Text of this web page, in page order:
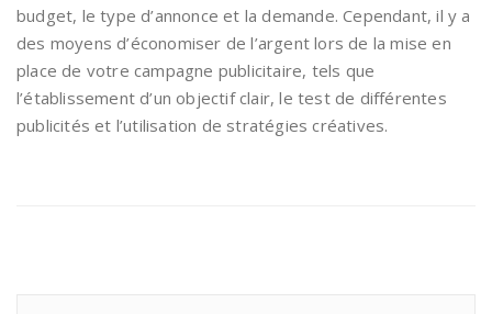
budget, le type d’annonce et la demande. Cependant, il y a
des moyens d’économiser de l’argent lors de la mise en
place de votre campagne publicitaire, tels que
l’établissement d’un objectif clair, le test de différentes
publicités et l’utilisation de stratégies créatives.